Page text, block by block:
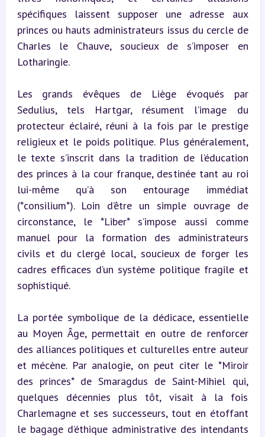
spécifiques laissent supposer une adresse aux
princes ou hauts administrateurs issus du cercle de
Charles le Chauve, soucieux de s’imposer en
Lotharingie.
Les grands évêques de Liège évoqués par
Sedulius, tels Hartgar, résument l’image du
protecteur éclairé, réuni à la fois par le prestige
religieux et le poids politique. Plus généralement,
le texte s’inscrit dans la tradition de l’éducation
des princes à la cour franque, destinée tant au roi
lui-même qu’à son entourage immédiat
(*consilium*). Loin d’être un simple ouvrage de
circonstance, le *Liber* s’impose aussi comme
manuel pour la formation des administrateurs
civils et du clergé local, soucieux de forger les
cadres efficaces d’un système politique fragile et
sophistiqué.
La portée symbolique de la dédicace, essentielle
au Moyen Âge, permettait en outre de renforcer
des alliances politiques et culturelles entre auteur
et mécène. Par analogie, on peut citer le *Miroir
des princes* de Smaragdus de Saint-Mihiel qui,
quelques décennies plus tôt, visait à la fois
Charlemagne et ses successeurs, tout en étoffant
le bagage d’éthique administrative des intendants